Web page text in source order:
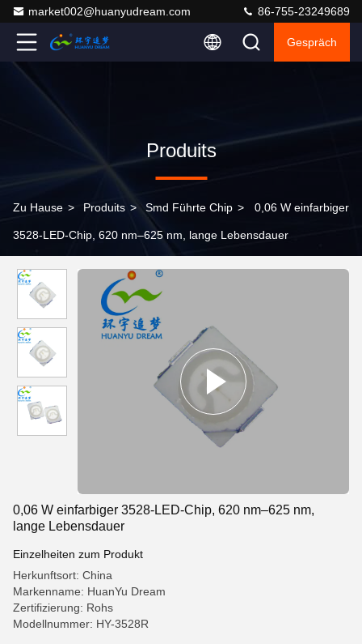
market002@huanyudream.com 86-755-23249689
Gespräch
Produits
Zu Hause > Produits > Smd Führte Chip > 0,06 W einfarbiger
3528-LED-Chip, 620 nm–625 nm, lange Lebensdauer
0,06 W einfarbiger 3528-LED-Chip, 620 nm–625 nm,
lange Lebensdauer
Einzelheiten zum Produkt
Herkunftsort: China
Markenname: HuanYu Dream
Zertifizierung: Rohs
Modellnummer: HY-3528R